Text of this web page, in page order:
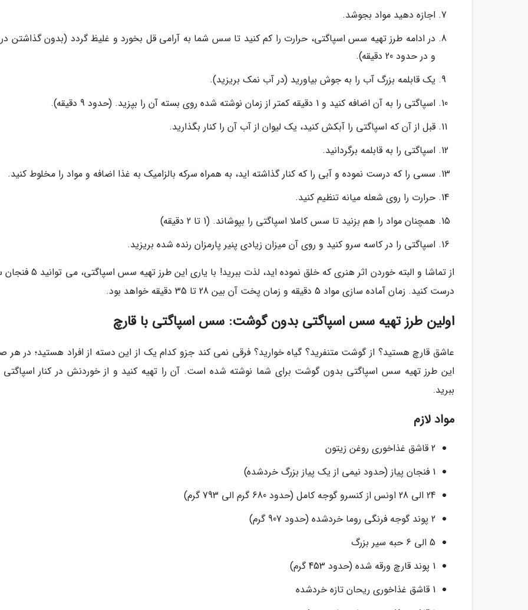
اجازه دهید مواد بجوشد.
در ادامه طرز تهیه سس اسپاگتی، حرارت را کم کنید تا سس شما به آرامی قل بخورد و غلیظ گردد (بدون گذاشتن در
و در حدود 20 دقیقه).
یک قابلمه بزرگ آب را به جوش بیاورید (در آب نمک بریزید).
اسپاگتی را به آن اضافه کنید و 1 دقیقه کمتر از زمان نوشته شده روی بسته آن را بپزید. (حدود 9 دقیقه).
قبل از آن که اسپاگتی را آبکش کنید، یک لیوان از آب آن را کنار بگذارید.
اسپاگتی را به قابلمه برگردانید.
سسی را که درست نموده و آبی را که کنار گذاشته اید، به همراه سرکه بالزامیک به غذا اضافه و مواد را مخلوط کنید.
حرارت را روی شعله میانه تنظیم کنید.
همچنان مواد را هم بزنید تا سس کاملا اسپاگتی را بپوشاند. (1 تا 2 دقیقه)
اسپاگتی را در کاسه سرو کنید و روی آن میزان زیادی پنیر پارمزان رنده شده بریزید.
از تماشا و البته خوردن اثر هنری که خلق نموده اید، لذت ببرید! با
درست کنید. زمان آماده سازی مواد 5 دقیقه و زمان پخت آن بین 28 تا 35 دقیقه خواهد بود.
اولین طرز تهیه سس اسپاگتی بدون گوشت: سس اسپاگتی با قارچ
عاشق قارچ هستید؟ از گوشت متنفرید؟ گیاه خوارید؟ فرقی نمی کند جزو کدام یک از این دسته از افراد هستید؛ در هر
این طرز تهیه سس اسپاگتی بدون گوشت برای شما نوشته شده است. آن را تهیه کنید و از خوردنش در کنار
ببرید.
مواد لازم
2 قاشق غذاخوری روغن زیتون
1 فنجان پیاز (حدود نیمی از یک پیاز بزرگ خردشده)
24 الی 28 اونس از کنسرو گوجه کامل (حدود 680 گرم الی 793 گرم)
2 پوند گوجه فرنگی روما خردشده (حدود 907 گرم)
5 الی 6 حبه سیر بزرگ
1 پوند قارچ ورقه شده (حدود 453 گرم)
1 قاشق غذاخوری ریحان تازه خردشده